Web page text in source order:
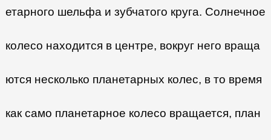
етарного шельфа и зубчатого круга. Солнечное
колесо находится в центре, вокруг него враща
ются несколько планетарных колес, в то время
как само планетарное колесо вращается, план